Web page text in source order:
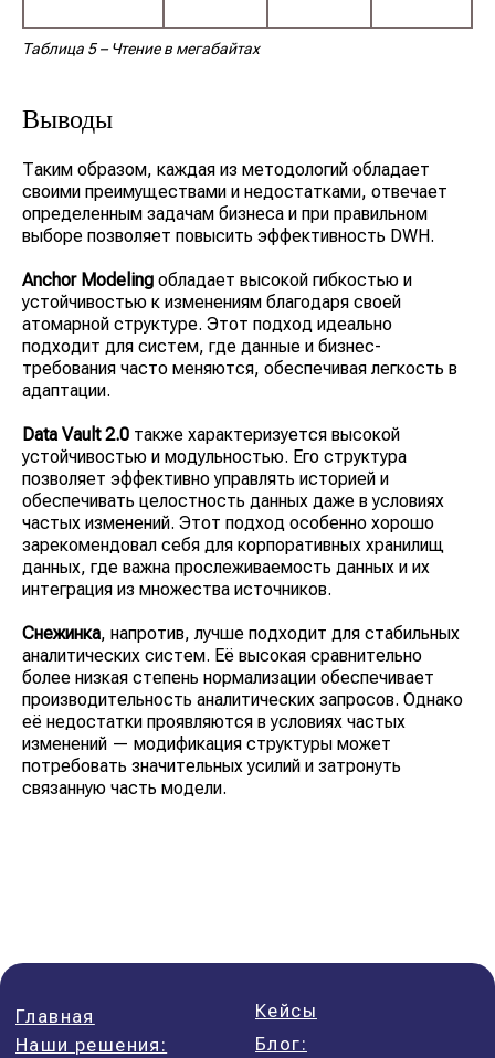
Таблица 5– Чтение в мегабайтах
Выводы
Таким образом, каждая из методологий обладает
своими преимуществами и недостатками, отвечает
определенным задачам бизнеса и при правильном
выборе позволяет повысить эффективность DWH.
Anchor Modeling обладает высокой гибкостью и
устойчивостью к изменениям благодаря своей
атомарной структуре. Этот подход идеально
подходит для систем, где данные и бизнес-
требования часто меняются, обеспечивая легкость в
адаптации.
Data Vault 2.0 также характеризуется высокой
устойчивостью и модульностью. Его структура
позволяет эффективно управлять историей и
обеспечивать целостность данных даже в условиях
частых изменений. Этот подход особенно хорошо
зарекомендовал себя для корпоративных хранилищ
данных, где важна прослеживаемость данных и их
интеграция из множества источников.
Снежинка, напротив, лучше подходит для стабильных
аналитических систем. Её высокая сравнительно
более низкая степень нормализации обеспечивает
производительность аналитических запросов. Однако
её недостатки проявляются в условиях частых
изменений — модификация структуры может
потребовать значительных усилий и затронуть
связанную часть модели.